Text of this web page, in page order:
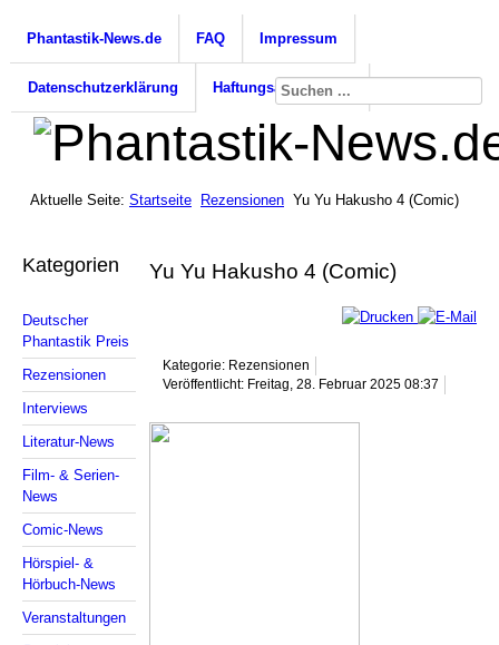
Phantastik-News.de FAQ Impressum
Datenschutzerklärung Haftungsausschluss
Aktuelle Seite: Startseite Rezensionen Yu Yu Hakusho 4 (Comic)
Kategorien
Deutscher
Phantastik Preis
Rezensionen
Interviews
Literatur-News
Film- & Serien-
News
Comic-News
Hörspiel- &
Hörbuch-News
Veranstaltungen
Yu Yu Hakusho 4 (Comic)
Kategorie: Rezensionen
Veröffentlicht: Freitag, 28. Februar 2025 08:37